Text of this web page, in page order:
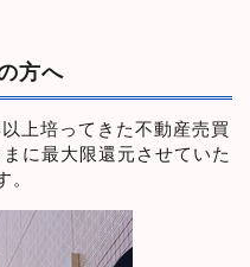
方へ
上培ってきた不動産売買
に最大限還元させていた
。